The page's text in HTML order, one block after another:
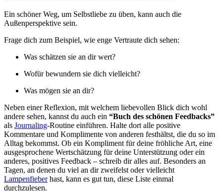
Ein schöner Weg, um Selbstliebe zu üben, kann auch die
Außenperspektive sein.
Frage dich zum Beispiel, wie enge Vertraute dich sehen:
Was schätzen sie an dir wert?
Wofür bewundern sie dich vielleicht?
Was mögen sie an dir?
Neben einer Reflexion, mit welchem liebevollen Blick dich wohl
andere sehen, kannst du auch ein “Buch des schönen Feedbacks”
als Journaling-Routine einführen. Halte dort alle positive
Kommentare und Komplimente von anderen festhältst, die du so im
Alltag bekommst. Ob ein Kompliment für deine fröhliche Art, eine
ausgesprochene Wertschätzung für deine Unterstützung oder ein
anderes, positives Feedback – schreib dir alles auf. Besonders an
Tagen, an denen du viel an dir zweifelst oder vielleicht
Lampenfieberhast, kann es gut tun, diese Liste einmal
durchzulesen.